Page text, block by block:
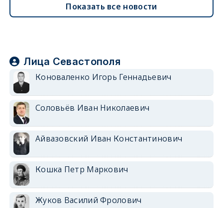
Показать все новости
Лица Севастополя
Коноваленко Игорь Геннадьевич
Соловьёв Иван Николаевич
Айвазовский Иван Константинович
Кошка Петр Маркович
Жуков Василий Фролович